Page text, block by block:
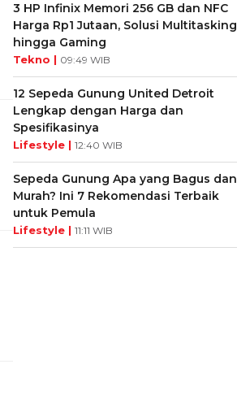
3 HP Infinix Memori 256 GB dan NFC
Harga Rp1 Jutaan, Solusi Multitasking
hingga Gaming
Tekno | 09:49 WIB
12 Sepeda Gunung United Detroit
Lengkap dengan Harga dan
Spesifikasinya
Lifestyle | 12:40 WIB
Sepeda Gunung Apa yang Bagus dan
Murah? Ini 7 Rekomendasi Terbaik
untuk Pemula
Lifestyle | 11:11 WIB